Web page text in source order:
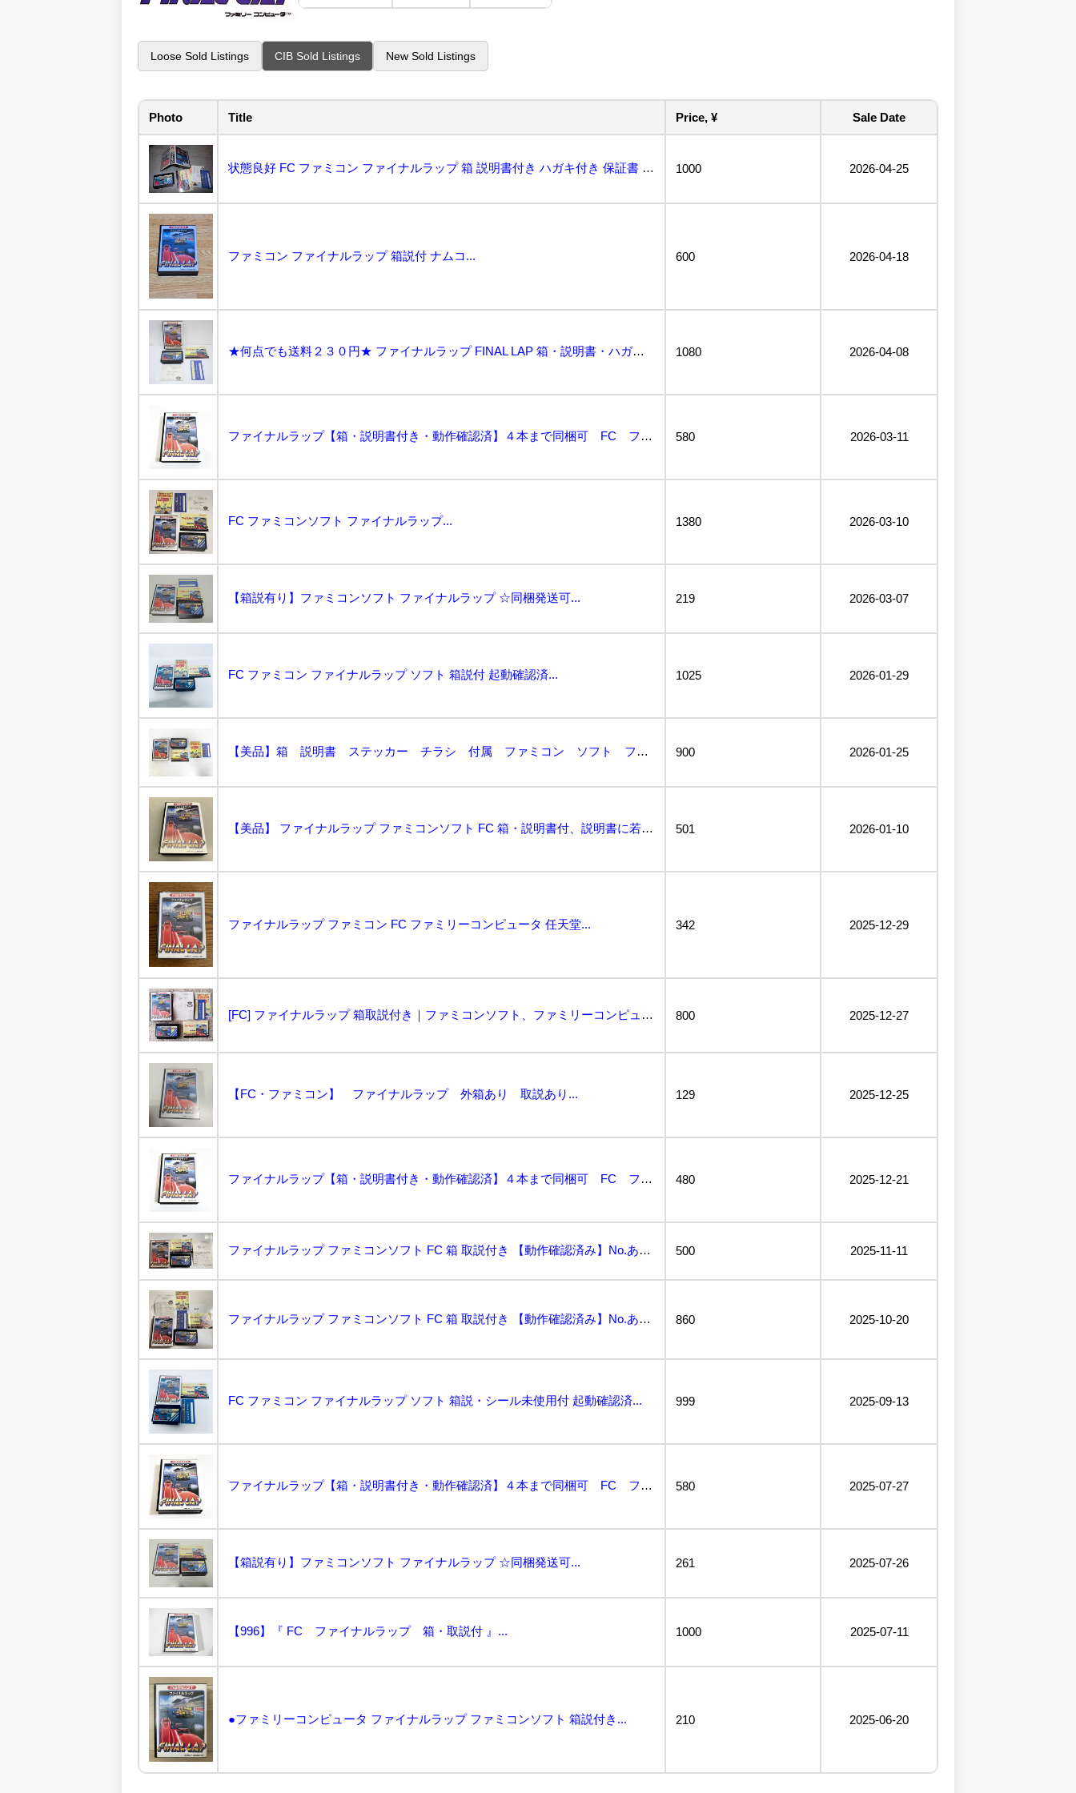
Loose Sold Listings CIB Sold Listings New Sold Listings
Photo Title Price, ¥ Sale Date
状態良好 FC ファミコン ファイナルラップ 箱 説明書付き ハガキ付き 保証書 チラシ ステッカー... 1000 2026-04-25
ファミコン ファイナルラップ 箱説付 ナムコ... 600 2026-04-18
★何点でも送料２３０円★ ファイナルラップ FINAL LAP 箱・説明書・ハガキ・シール・ソフト ... 1080 2026-04-08
ファイナルラップ【箱・説明書付き・動作確認済】４本まで同梱可 FC ファミコン... 580 2026-03-11
FC ファミコンソフト ファイナルラップ... 1380 2026-03-10
【箱説有り】ファミコンソフト ファイナルラップ ☆同梱発送可... 219 2026-03-07
FC ファミコン ファイナルラップ ソフト 箱説付 起動確認済... 1025 2026-01-29
【美品】箱 説明書 ステッカー チラシ 付属 ファミコン ソフト ファイナルラップ ゆうパケットポス... 900 2026-01-25
【美品】 ファイナルラップ ファミコンソフト FC 箱・説明書付、説明書に若干のヨレあり、管理No.... 501 2026-01-10
ファイナルラップ ファミコン FC ファミリーコンピュータ 任天堂... 342 2025-12-29
[FC] ファイナルラップ 箱取説付き｜ファミコンソフト、ファミリーコンピューター、FINAL LA... 800 2025-12-27
【FC・ファミコン】 ファイナルラップ 外箱あり 取説あり... 129 2025-12-25
ファイナルラップ【箱・説明書付き・動作確認済】４本まで同梱可 FC ファミコン... 480 2025-12-21
ファイナルラップ ファミコンソフト FC 箱 取説付き 【動作確認済み】No.あ306... 500 2025-11-11
ファイナルラップ ファミコンソフト FC 箱 取説付き 【動作確認済み】No.あ276... 860 2025-10-20
FC ファミコン ファイナルラップ ソフト 箱説・シール未使用付 起動確認済... 999 2025-09-13
ファイナルラップ【箱・説明書付き・動作確認済】４本まで同梱可 FC ファミコン... 580 2025-07-27
【箱説有り】ファミコンソフト ファイナルラップ ☆同梱発送可... 261 2025-07-26
【996】『 FC ファイナルラップ 箱・取説付 』... 1000 2025-07-11
●ファミリーコンピュータ ファイナルラップ ファミコンソフト 箱説付き... 210 2025-06-20